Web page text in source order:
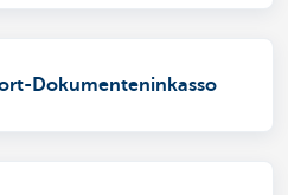
Dokumenteninkasso